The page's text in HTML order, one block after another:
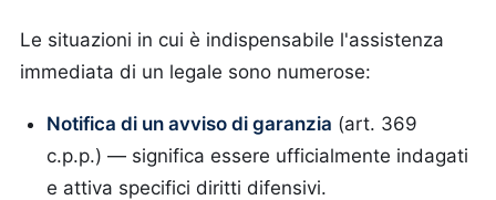
Le situazioni in cui è indispensabile l'assistenza
immediata di un legale sono numerose:
Notifica di un avviso di garanzia (art. 369
c.p.p.) — significa essere ufficialmente indagati
e attiva specifici diritti difensivi.